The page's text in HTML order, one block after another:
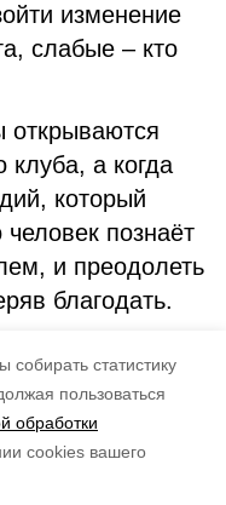
статистику
пользоваться
обработки
cookies вашего
изменение
слабые – кто
открываются
клуба, а когда
который
познаёт
и преодолеть
благодать.